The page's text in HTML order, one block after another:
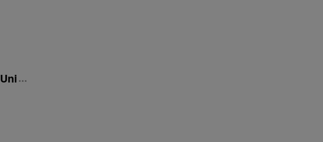
rehausse son niveau d'alerte, une première en 7 mois